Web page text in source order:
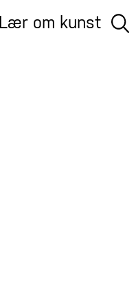
Lær om kunst